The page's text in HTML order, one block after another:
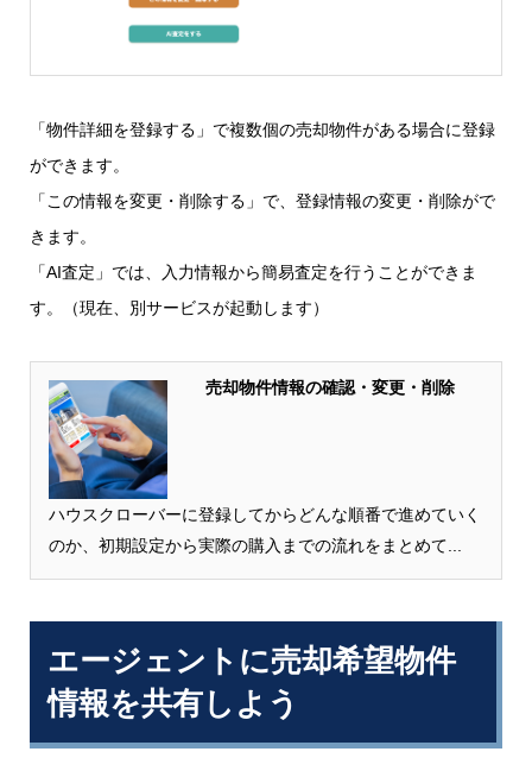
「物件詳細を登録する」で複数個の売却物件がある場合に登録
ができます。
「この情報を変更・削除する」で、登録情報の変更・削除がで
きます。
「AI査定」では、入力情報から簡易査定を行うことができま
す。（現在、別サービスが起動します）
売却物件情報の確認・変更・削除
ハウスクローバーに登録してからどんな順番で進めていく
のか、初期設定から実際の購入までの流れをまとめて...
エージェントに売却希望物件
情報を共有しよう